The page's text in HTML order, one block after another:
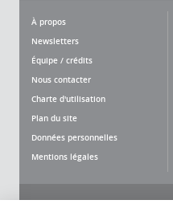
À propos
Newsletters
Équipe / crédits
Nous contacter
Charte d'utilisation
Plan du site
Données personnelles
Mentions légales